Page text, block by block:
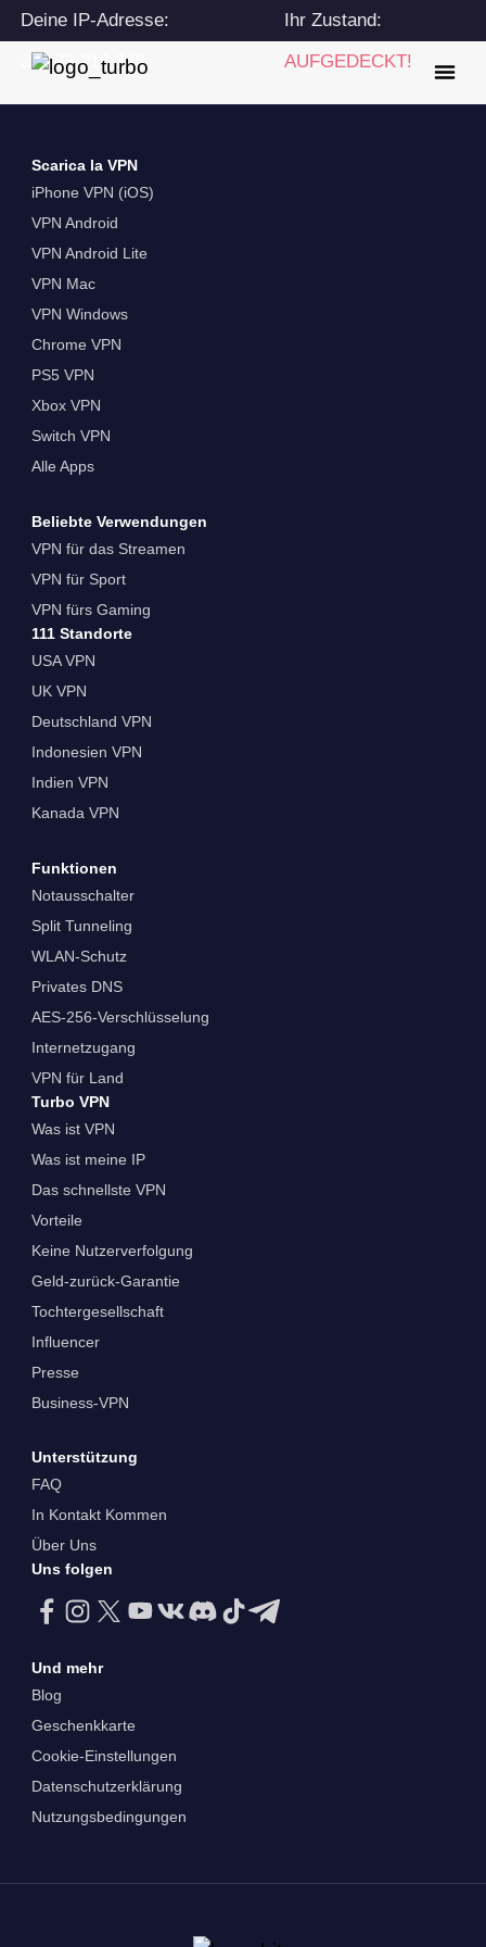
Deine IP-Adresse:
216.73.216.248
Ihr Zustand:
AUFGEDECKT!
Scarica la VPN
iPhone VPN (iOS)
VPN Android
VPN Android Lite
VPN Mac
VPN Windows
Chrome VPN
PS5 VPN
Xbox VPN
Switch VPN
Alle Apps
Beliebte Verwendungen
VPN für das Streamen
VPN für Sport
VPN fürs Gaming
111 Standorte
USA VPN
UK VPN
Deutschland VPN
Indonesien VPN
Indien VPN
Kanada VPN
Funktionen
Notausschalter
Split Tunneling
WLAN-Schutz
Privates DNS
AES-256-Verschlüsselung
Internetzugang
VPN für Land
Turbo VPN
Was ist VPN
Was ist meine IP
Das schnellste VPN
Vorteile
Keine Nutzerverfolgung
Geld-zurück-Garantie
Tochtergesellschaft
Influencer
Presse
Business-VPN
Unterstützung
FAQ
In Kontakt Kommen
Über Uns
Uns folgen
Und mehr
Blog
Geschenkkarte
Cookie-Einstellungen
Datenschutzerklärung
Nutzungsbedingungen